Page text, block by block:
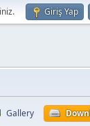
Giriş Yap
Gallery